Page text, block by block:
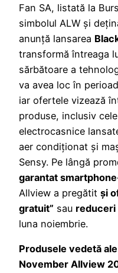
Fan SA, listată la
simbolul ALW și
anunță lansarea
transformă întreaga
sărbătoare a
va avea loc în
iar ofertele vizează
produse, inclusiv
electrocasnice
aer condiționat și
Sensy. Pe lângă
garantat
Allview a pregătit și
gratuit” sau reduceri
luna noiembrie.
Produsele vedetă
November Allview